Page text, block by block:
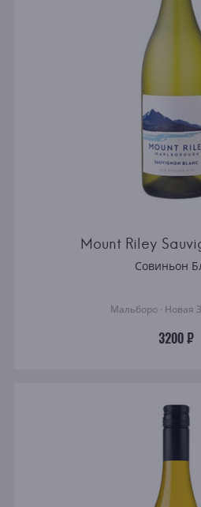
Mount Riley
Совиньон
Мальборо · Новая
3200 ₽